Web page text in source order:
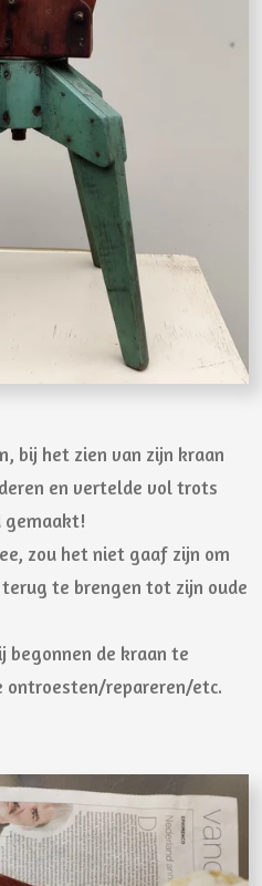
bij het zien van zijn kraan
en vertelde vol trots
gemaakt!
zou het niet gaaf zijn om
te brengen tot zijn oude
begonnen de kraan te
ontroesten/repareren/etc.